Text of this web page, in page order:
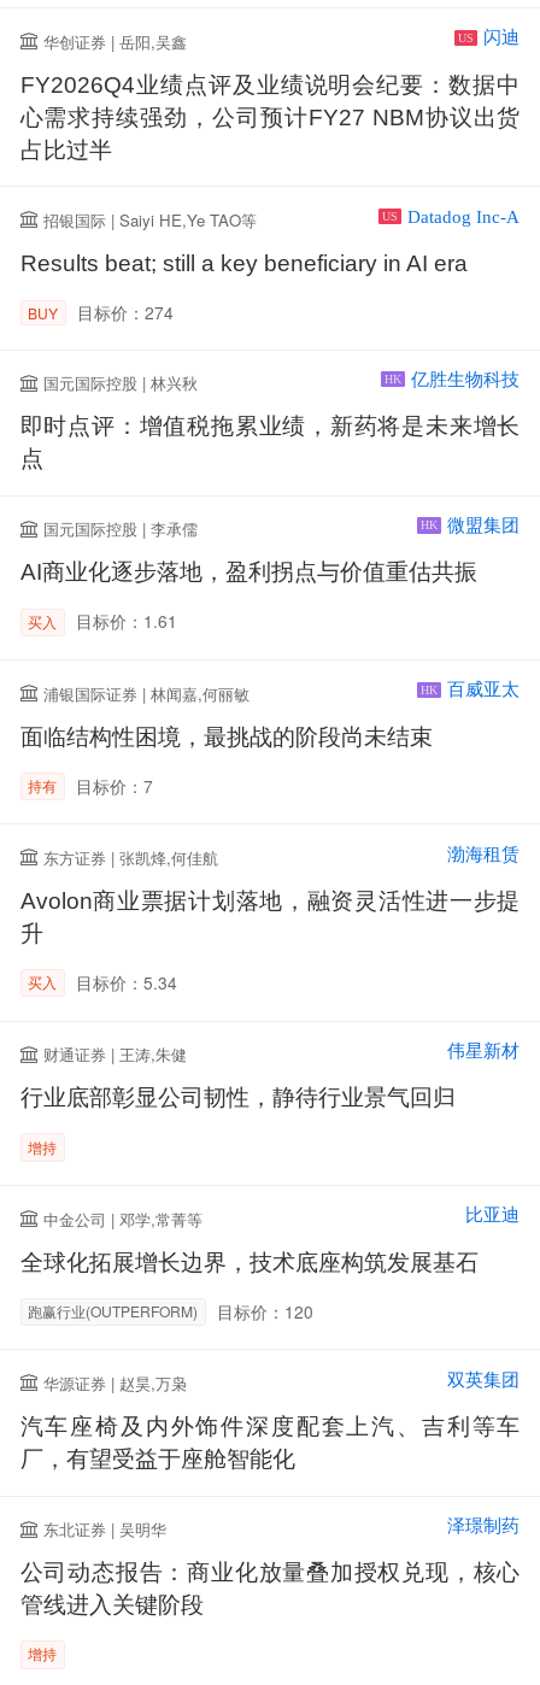
华创证券 | 岳阳,吴鑫 US 闪迪
FY2026Q4业绩点评及业绩说明会纪要：数据中
心需求持续强劲，公司预计FY27 NBM协议出货
占比过半
招银国际 | Saiyi HE,Ye TAO等 US Datadog Inc-A
Results beat; still a key beneficiary in AI era
BUY 目标价：274
国元国际控股 | 林兴秋 HK 亿胜生物科技
即时点评：增值税拖累业绩，新药将是未来增长
点
国元国际控股 | 李承儒 HK 微盟集团
AI商业化逐步落地，盈利拐点与价值重估共振
买入 目标价：1.61
浦银国际证券 | 林闻嘉,何丽敏 HK 百威亚太
面临结构性困境，最挑战的阶段尚未结束
持有 目标价：7
东方证券 | 张凯烽,何佳航 渤海租赁
Avolon商业票据计划落地，融资灵活性进一步提
升
买入 目标价：5.34
财通证券 | 王涛,朱健 伟星新材
行业底部彰显公司韧性，静待行业景气回归
增持
中金公司 | 邓学,常菁等 比亚迪
全球化拓展增长边界，技术底座构筑发展基石
跑赢行业(OUTPERFORM) 目标价：120
华源证券 | 赵昊,万枭 双英集团
汽车座椅及内外饰件深度配套上汽、吉利等车
厂，有望受益于座舱智能化
东北证券 | 吴明华 泽璟制药
公司动态报告：商业化放量叠加授权兑现，核心
管线进入关键阶段
增持